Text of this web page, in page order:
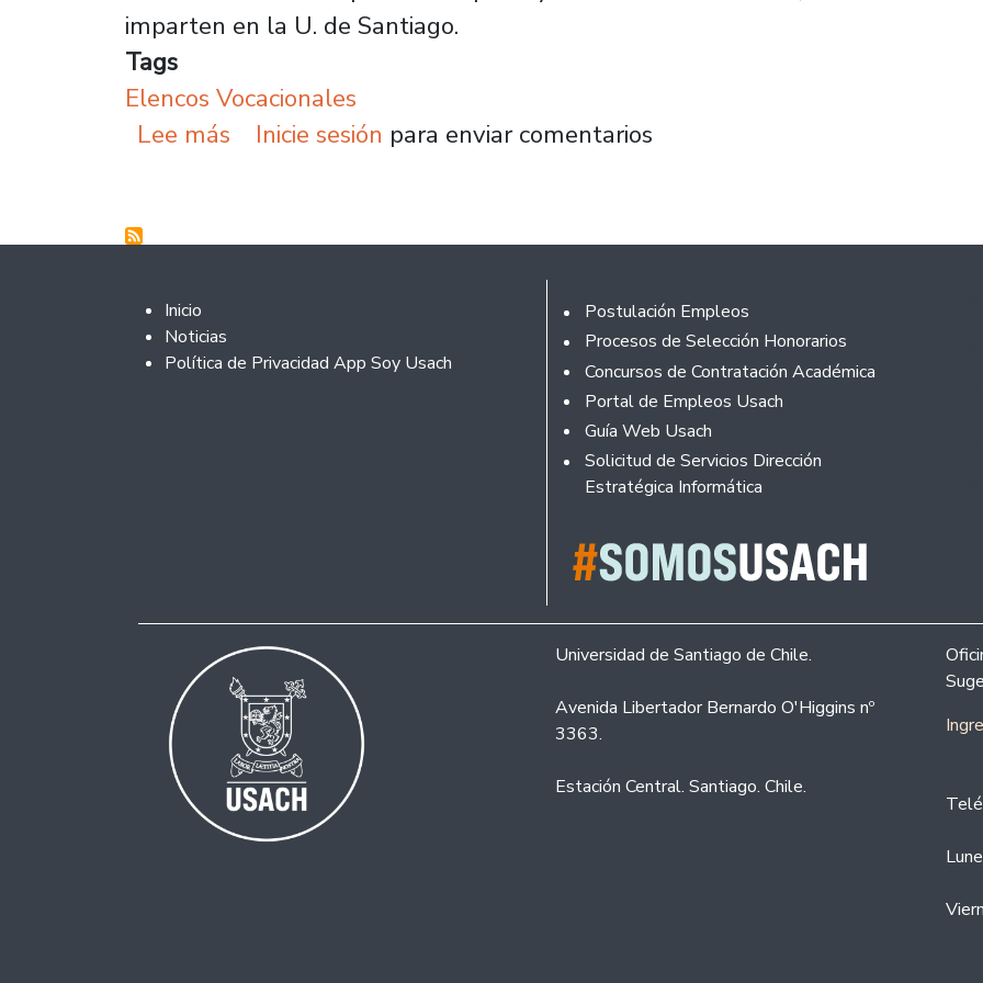
imparten en la U. de Santiago.
Tags
Elencos Vocacionales
Lee más sobre “La U. de Santiago tiene algo especial: la calidad de las
Inicie sesión para enviar comentarios
Footer 2
Inicio
Noticias
Política de Privacidad App Soy Usach
Footer
Postulación Empleos
Procesos de Selección Honorarios
Concursos de Contratación Académica
Portal de Empleos Usach
Guía Web Usach
Solicitud de Servicios Dirección
Estratégica Informática
Universidad de Santiago de Chile.
Avenida Libertador Bernardo O'Higgins nº
3363.
Estación Central. Santiago. Chile.